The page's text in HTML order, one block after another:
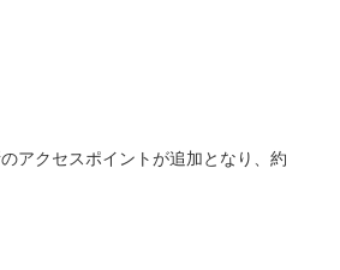
アクセスポイントが追加となり、約